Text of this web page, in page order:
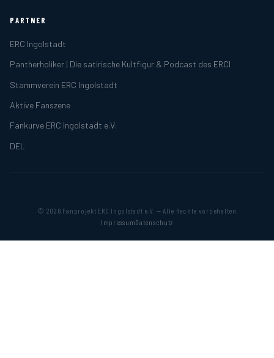
PARTNER
ERC Ingolstadt
Pantherholiker | Die satirische Kultfigur & Podcast des ERCI
Stammverein ERC Ingolstadt
Aktive Fanszene
Fankurve ERC Ingolstadt e.V:
DEL
© 2026 Fanprojekt ERC Ingolstadt e.V. — Alle Rechte vorbehalten
ImpressumDatenschutz